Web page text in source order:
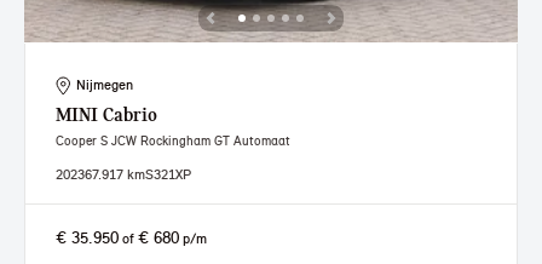
Nijmegen
MINI Cabrio
Cooper S JCW Rockingham GT Automaat
202367.917 kmS321XP
€ 35.950 of € 680 p/m